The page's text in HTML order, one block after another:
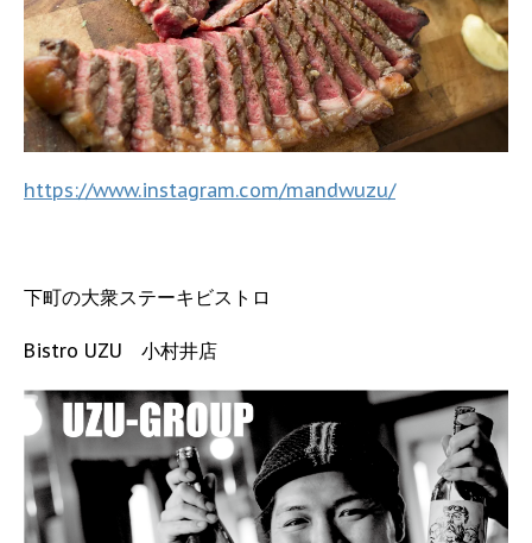
https://www.instagram.com/mandwuzu/
下町の大衆ステーキビストロ
Bistro UZU 小村井店